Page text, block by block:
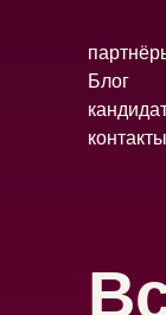
Блог
контакты